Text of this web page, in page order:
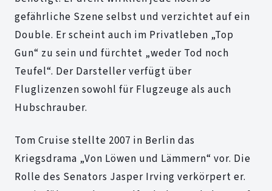
gefährliche Szene selbst und verzichtet auf ein
Double. Er scheint auch im Privatleben „Top
Gun“ zu sein und fürchtet „weder Tod noch
Teufel“. Der Darsteller verfügt über
Fluglizenzen sowohl für Flugzeuge als auch
Hubschrauber.
Tom Cruise stellte 2007 in Berlin das
Kriegsdrama „Von Löwen und Lämmern“ vor. Die
Rolle des Senators Jasper Irving verkörpert er.